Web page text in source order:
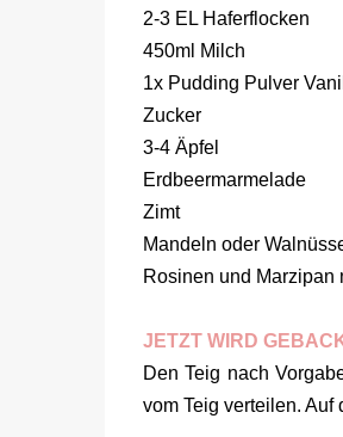
2-3 EL Haferflocken
450ml Milch
1x Pudding Pulver
Zucker
3-4 Äpfel
Erdbeermarmelade
Zimt
Mandeln oder
Rosinen und Marzipan
JETZT WIRD
Den Teig nach
vom Teig verteilen.